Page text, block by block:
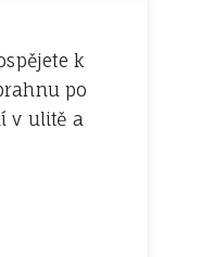
k
po
v ulitě a